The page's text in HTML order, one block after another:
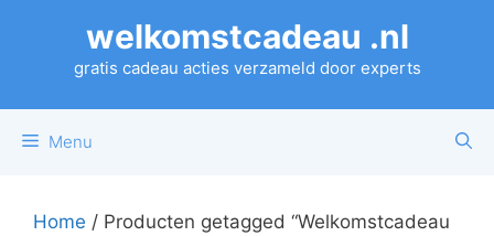
welkomstcadeau .nl
gratis cadeau acties verzameld door experts
Menu
Home / Producten getagged “Welkomstcadeau